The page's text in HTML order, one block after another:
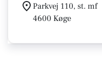
Parkvej 110, st. mf
4600 Køge